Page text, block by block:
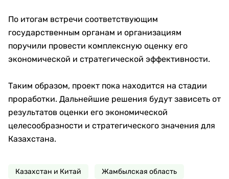
По итогам встречи соответствующим
государственным органам и организациям
поручили провести комплексную оценку его
экономической и стратегической эффективности.
Таким образом, проект пока находится на стадии
проработки. Дальнейшие решения будут зависеть от
результатов оценки его экономической
целесообразности и стратегического значения для
Казахстана.
Казахстан и Китай Жамбылская область